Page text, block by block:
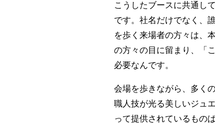
こうしたブースに共通し
です。社名だけでなく、
を歩く来場者の方々は、
の方々の目に留まり、「
必要なんです。
会場を歩きながら、多く
職人技が光る美しいジュ
って提供されているもの